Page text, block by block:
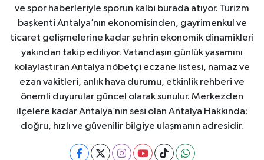
ve spor haberleriyle sporun kalbi burada atıyor. Turizm
başkenti Antalya’nın ekonomisinden, gayrimenkul ve
ticaret gelişmelerine kadar şehrin ekonomik dinamikleri
yakından takip ediliyor. Vatandaşın günlük yaşamını
kolaylaştıran Antalya nöbetçi eczane listesi, namaz ve
ezan vakitleri, anlık hava durumu, etkinlik rehberi ve
önemli duyurular güncel olarak sunulur. Merkezden
ilçelere kadar Antalya’nın sesi olan Antalya Hakkında;
doğru, hızlı ve güvenilir bilgiye ulaşmanın adresidir.